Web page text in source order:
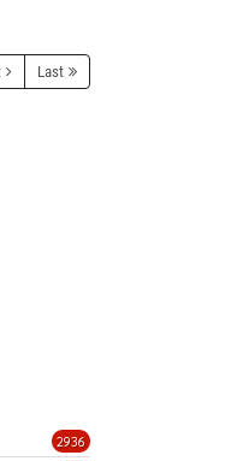
Last
2936